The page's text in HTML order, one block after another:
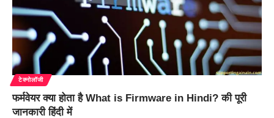
टेक्नोलॉजी
फर्मवेयर क्या होता है What is Firmware in Hindi? की पूरी
जानकारी हिंदी में